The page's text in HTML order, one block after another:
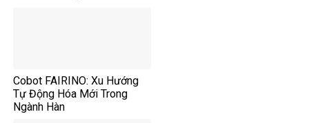
Cobot FAIRINO: Xu Hướng
Tự Động Hóa Mới Trong
Ngành Hàn